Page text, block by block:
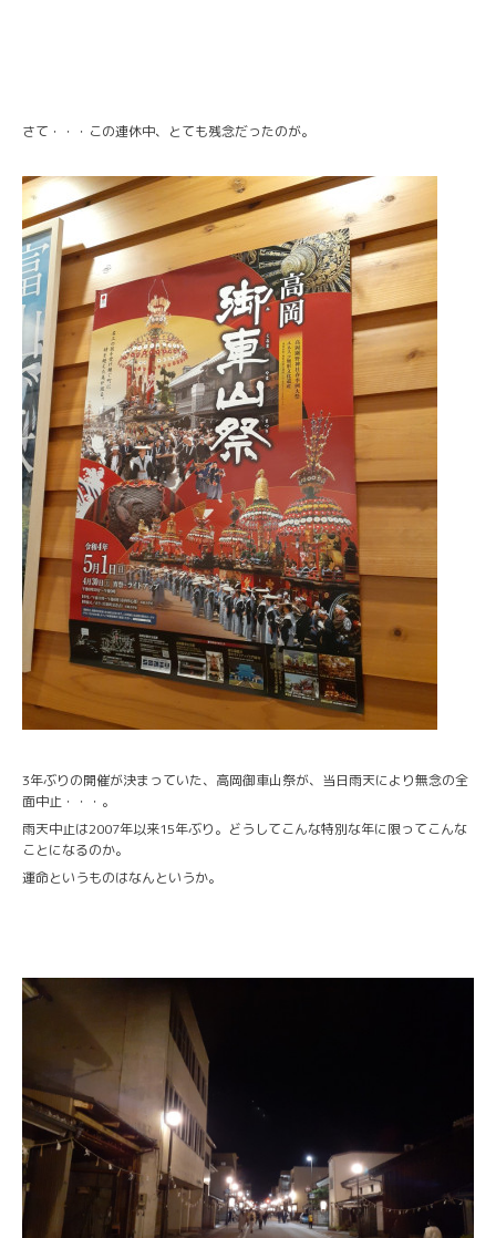
さて・・・この連休中、とても残念だったのが。
3年ぶりの開催が決まっていた、高岡御車山祭が、当日雨天により無念の全
面中止・・・。
雨天中止は2007年以来15年ぶり。どうしてこんな特別な年に限ってこんな
ことになるのか。
運命というものはなんというか。